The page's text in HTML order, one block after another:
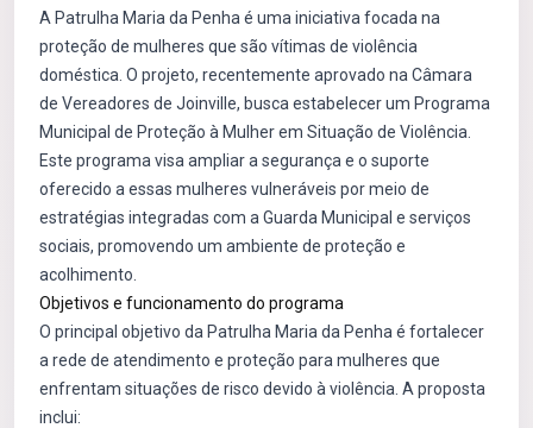
A Patrulha Maria da Penha é uma iniciativa focada na
proteção de mulheres que são vítimas de violência
doméstica. O projeto, recentemente aprovado na Câmara
de Vereadores de Joinville, busca estabelecer um Programa
Municipal de Proteção à Mulher em Situação de Violência.
Este programa visa ampliar a segurança e o suporte
oferecido a essas mulheres vulneráveis por meio de
estratégias integradas com a Guarda Municipal e serviços
sociais, promovendo um ambiente de proteção e
acolhimento.
Objetivos e funcionamento do programa
O principal objetivo da Patrulha Maria da Penha é fortalecer
a rede de atendimento e proteção para mulheres que
enfrentam situações de risco devido à violência. A proposta
inclui: